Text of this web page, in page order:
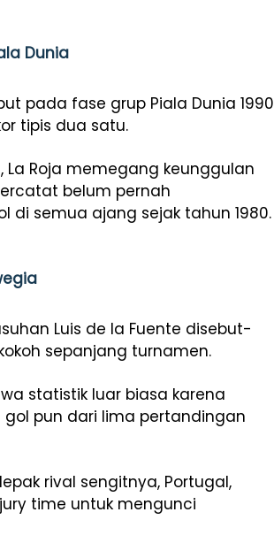
Dunia
pada fase grup Piala Dunia 1990
tipis dua satu.
Roja memegang keunggulan
belum pernah
semua ajang sejak tahun 1980.
Luis de la Fuente disebut-
sepanjang turnamen.
statistik luar biasa karena
pun dari lima pertandingan
rival sengitnya, Portugal,
time untuk mengunci